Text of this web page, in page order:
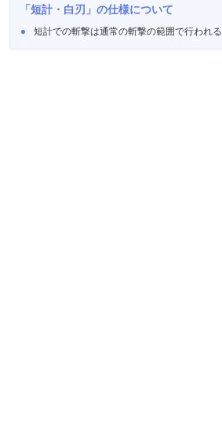
「短計・白刃」の仕様について
短計での斬撃は通常の斬撃の範囲で行われる